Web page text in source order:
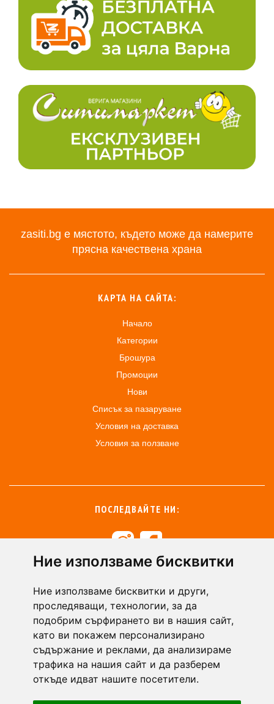
Ние използваме бисквитки
Ние използваме бисквитки и други,
проследяващи, технологии, за да
подобрим сърфирането ви в нашия сайт,
като ви покажем персонализирано
съдържание и реклами, да анализираме
трафика на нашия сайт и да разберем
откъде идват нашите посетители.
zasiti.bg е мястото, където може да намерите
прясна качествена храна
КАРТА НА САЙТА:
Начало
Категории
Брошура
Промоции
Нови
Списък за пазаруване
Условия на доставка
Условия за ползване
ПОСЛЕДВАЙТЕ НИ:
+359 894 49 0144
support@zasiti.bg